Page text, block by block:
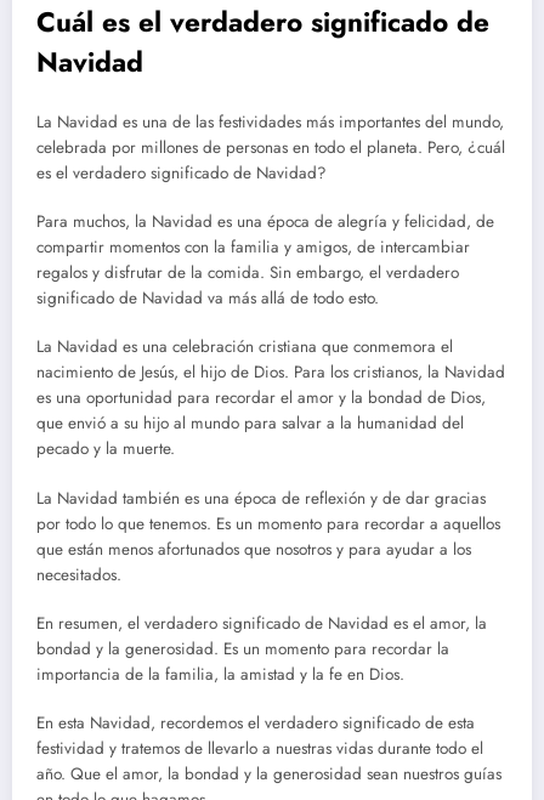
Cuál es el verdadero significado de
Navidad
La Navidad es una de las festividades más importantes del mundo,
celebrada por millones de personas en todo el planeta. Pero, ¿cuál
es el verdadero significado de Navidad?
Para muchos, la Navidad es una época de alegría y felicidad, de
compartir momentos con la familia y amigos, de intercambiar
regalos y disfrutar de la comida. Sin embargo, el verdadero
significado de Navidad va más allá de todo esto.
La Navidad es una celebración cristiana que conmemora el
nacimiento de Jesús, el hijo de Dios. Para los cristianos, la Navidad
es una oportunidad para recordar el amor y la bondad de Dios,
que envió a su hijo al mundo para salvar a la humanidad del
pecado y la muerte.
La Navidad también es una época de reflexión y de dar gracias
por todo lo que tenemos. Es un momento para recordar a aquellos
que están menos afortunados que nosotros y para ayudar a los
necesitados.
En resumen, el verdadero significado de Navidad es el amor, la
bondad y la generosidad. Es un momento para recordar la
importancia de la familia, la amistad y la fe en Dios.
En esta Navidad, recordemos el verdadero significado de esta
festividad y tratemos de llevarlo a nuestras vidas durante todo el
año. Que el amor, la bondad y la generosidad sean nuestros guías